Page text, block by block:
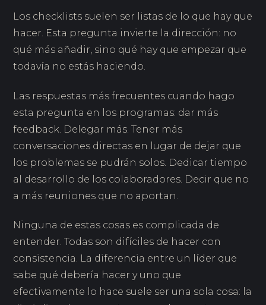
Los checklists suelen ser listas de lo que hay que
hacer. Esta pregunta invierte la dirección: no
qué más añadir, sino qué hay que empezar que
todavía no estás haciendo.
Las respuestas más frecuentes cuando hago
esta pregunta en los programas: dar más
feedback. Delegar más. Tener más
conversaciones directas en lugar de dejar que
los problemas se pudrán solos. Dedicar tiempo
al desarrollo de los colaboradores. Decir que no
a más reuniones que no aportan.
Ninguna de estas cosas es complicada de
entender. Todas son difíciles de hacer con
consistencia. La diferencia entre un líder que
sabe qué debería hacer y uno que
efectivamente lo hace suele ser una sola cosa: la